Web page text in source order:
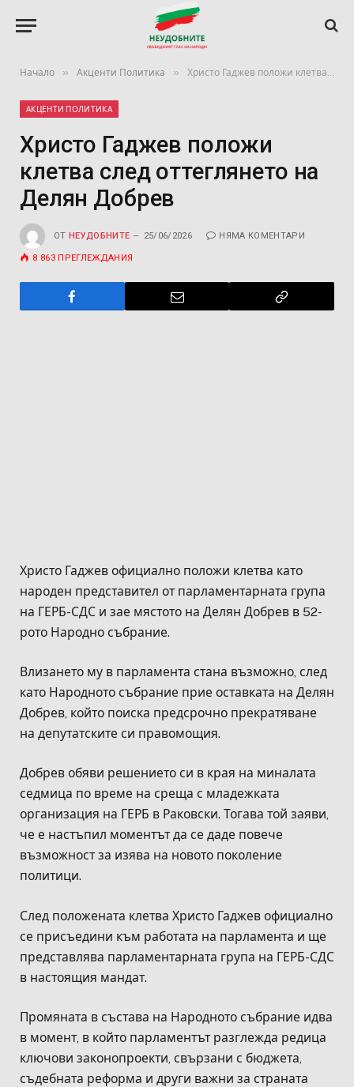
Начало » Акценти Политика » Христо Гаджев положи клетва след оттеглянето на Делян Добрев
АКЦЕНТИ ПОЛИТИКА
Христо Гаджев положи
клетва след оттеглянето на
Делян Добрев
ОТ НЕУДОБНИТЕ 25/06/2026 НЯМА КОМЕНТАРИ
8 863 ПРЕГЛЕЖДАНИЯ
Христо Гаджев официално положи клетва като
народен представител от парламентарната група
на ГЕРБ-СДС и зае мястото на Делян Добрев в 52-
рото Народно събрание.
Влизането му в парламента стана възможно, след
като Народното събрание прие оставката на Делян
Добрев, който поиска предсрочно прекратяване
на депутатските си правомощия.
Добрев обяви решението си в края на миналата
седмица по време на среща с младежката
организация на ГЕРБ в Раковски. Тогава той заяви,
че е настъпил моментът да се даде повече
възможност за изява на новото поколение
политици.
След положената клетва Христо Гаджев официално
се присъедини към работата на парламента и ще
представлява парламентарната група на ГЕРБ-СДС
в настоящия мандат.
Промяната в състава на Народното събрание идва
в момент, в който парламентът разглежда редица
ключови законопроекти, свързани с бюджета,
съдебната реформа и други важни за страната